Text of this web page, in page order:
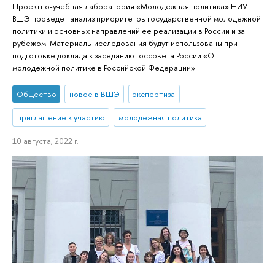
Проектно-учебная лаборатория «Молодежная политика» НИУ
ВШЭ проведет анализ приоритетов государственной молодежной
политики и основных направлений ее реализации в России и за
рубежом. Материалы исследования будут использованы при
подготовке доклада к заседанию Госсовета России «О
молодежной политике в Российской Федерации».
Общество новое в ВШЭ экспертиза
приглашение к участию молодежная политика
10 августа, 2022 г.